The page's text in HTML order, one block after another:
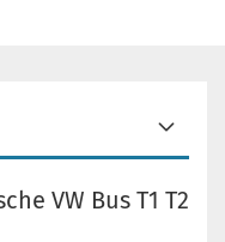
VW Bus T1 T2